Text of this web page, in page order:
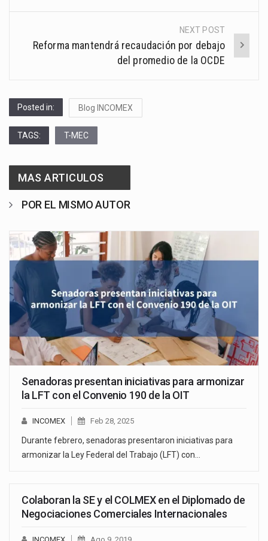
NEXT POST
Reforma mantendrá recaudación por debajo
del promedio de la OCDE
Posted in: Blog INCOMEX
TAGS: T-MEC
MAS ARTICULOS
POR EL MISMO AUTOR
Senadoras presentan iniciativas para armonizar
la LFT con el Convenio 190 de la OIT
INCOMEX Feb 28, 2025
Durante febrero, senadoras presentaron iniciativas para
armonizar la Ley Federal del Trabajo (LFT) con…
Colaboran la SE y el COLMEX en el Diplomado de
Negociaciones Comerciales Internacionales